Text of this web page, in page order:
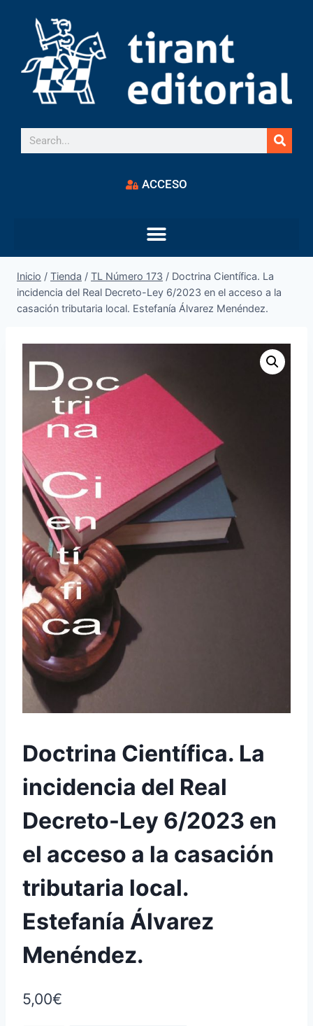
ACCESO
Inicio / Tienda / TL Número 173 / Doctrina Científica. La
incidencia del Real Decreto-Ley 6/2023 en el acceso a la
casación tributaria local. Estefanía Álvarez Menéndez.
Doctrina Científica. La
incidencia del Real
Decreto-Ley 6/2023 en
el acceso a la casación
tributaria local.
Estefanía Álvarez
Menéndez.
5,00€